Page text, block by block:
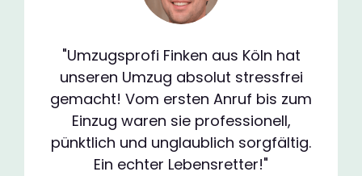
"Umzugsprofi Finken aus Köln hat
unseren Umzug absolut stressfrei
gemacht! Vom ersten Anruf bis zum
Einzug waren sie professionell,
pünktlich und unglaublich sorgfältig.
Ein echter Lebensretter!"